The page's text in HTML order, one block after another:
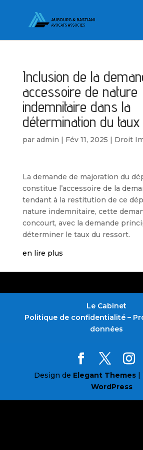
Inclusion de la
accessoire de nature
indemnitaire dans la
détermination du
par admin | Fév 11, 2025 | Droit
La demande de majoration du
constitue l’accessoire de la
tendant à la restitution de ce
nature indemnitaire, cette
concourt, avec la demande
déterminer le taux du ressort.
en lire plus
Le Cabinet
Politique de confidentialité –
données
Design de Elegant Themes |
WordPress